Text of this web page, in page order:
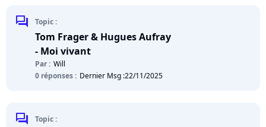
chat Topic :
Tom Frager & Hugues Aufray
- Moi vivant
Par : Will
0 réponses : Dernier Msg :22/11/2025
chat Topic :